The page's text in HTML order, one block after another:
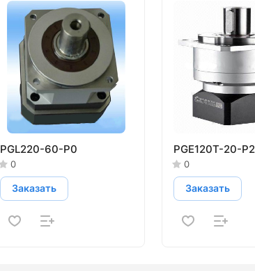
PGL220-60-P0
0
Заказать
PGE120T-20-P2
0
Заказать